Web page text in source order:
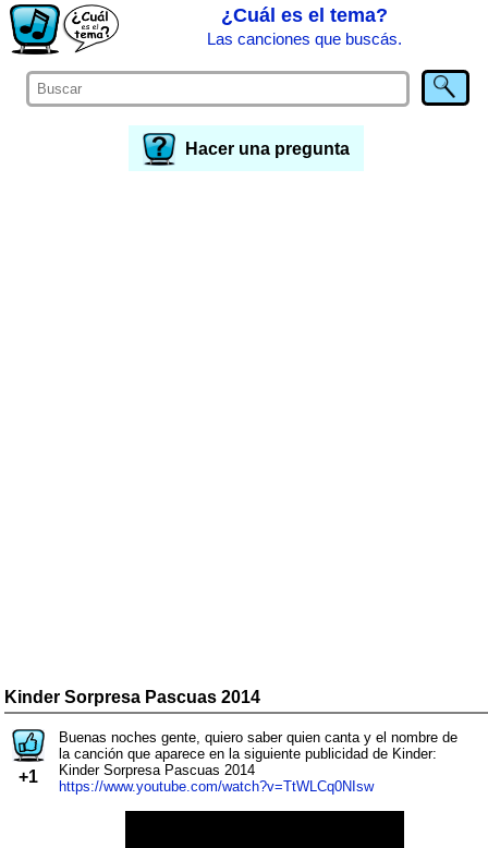
¿Cuál es el tema?
Las canciones que buscás.
Hacer una pregunta
Kinder Sorpresa Pascuas 2014
+1
Buenas noches gente, quiero saber quien canta y el nombre de
la canción que aparece en la siguiente publicidad de Kinder:
Kinder Sorpresa Pascuas 2014
https://www.youtube.com/watch?v=TtWLCq0NIsw